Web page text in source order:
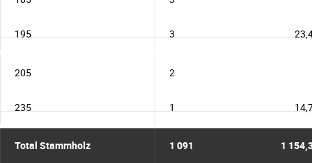
195 3
205 2
235 1
Total Stammholz 1 091 1